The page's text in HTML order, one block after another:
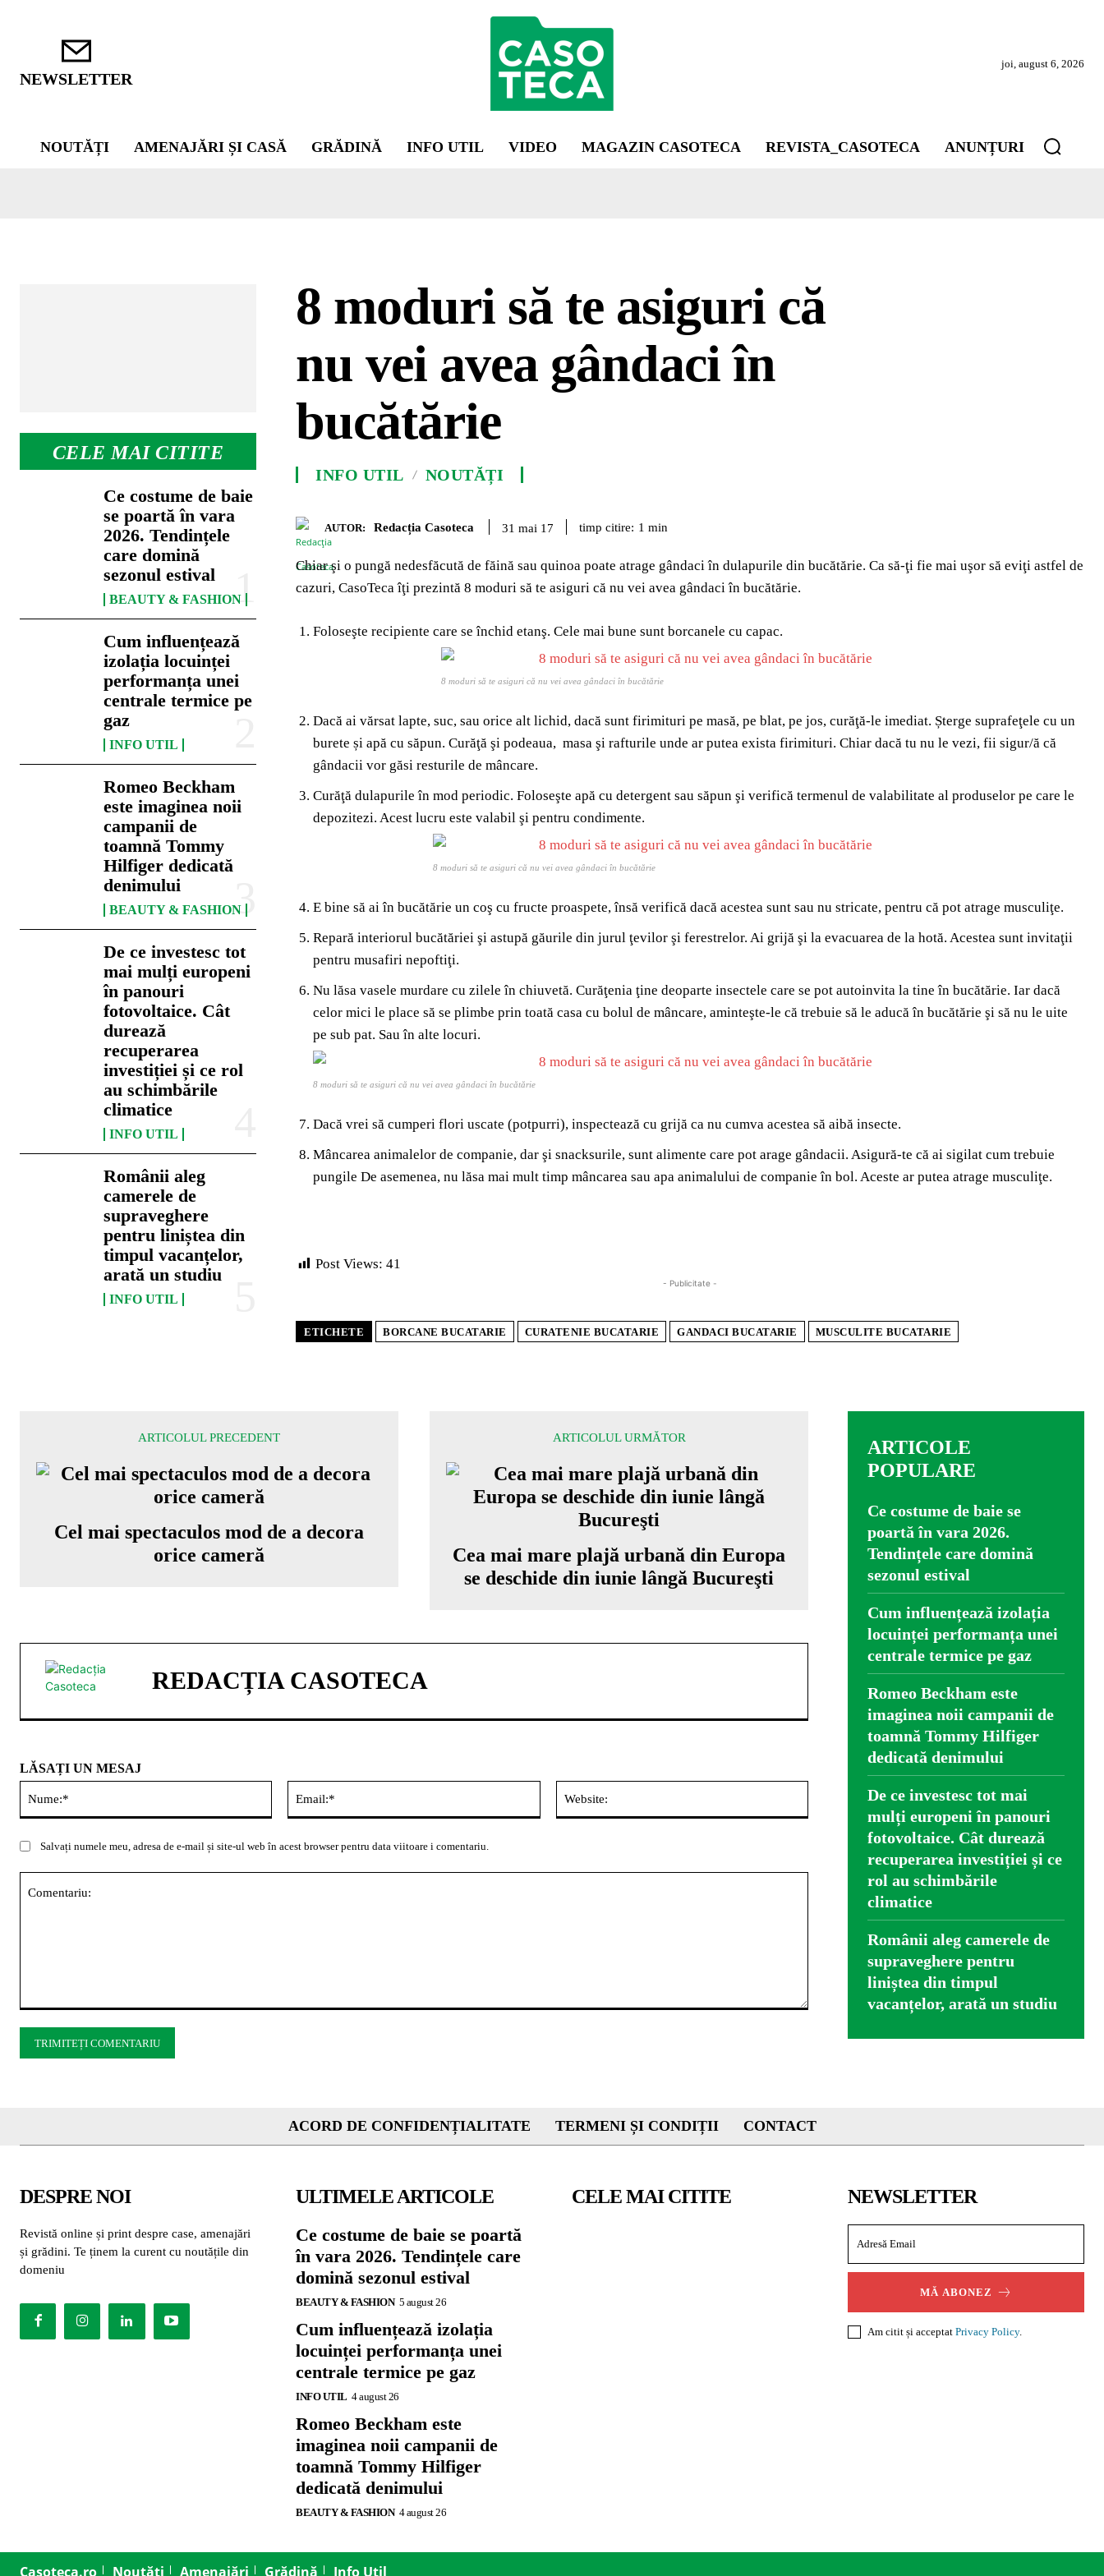
NEWSLETTER
joi, august 6, 2026
NOUTĂȚI AMENAJĂRI ȘI CASĂ GRĂDINĂ INFO UTIL VIDEO MAGAZIN CASOTECA REVISTA_CASOTECA ANUNȚURI
CELE MAI CITITE
Ce costume de baie
se poartă în vara
2026. Tendințele
care domină
sezonul estival
BEAUTY & FASHION
Cum influențează
izolația locuinței
performanța unei
centrale termice pe
gaz
INFO UTIL
Romeo Beckham
este imaginea noii
campanii de
toamnă Tommy
Hilfiger dedicată
denimului
BEAUTY & FASHION
De ce investesc tot
mai mulți europeni
în panouri
fotovoltaice. Cât
durează
recuperarea
investiției și ce rol
au schimbările
climatice
INFO UTIL
Românii aleg
camerele de
supraveghere
pentru liniștea din
timpul vacanțelor,
arată un studiu
INFO UTIL
8 moduri să te asiguri că
nu vei avea gândaci în
bucătărie
INFO UTIL NOUTĂȚI
AUTOR: Redacția Casoteca 31 mai 17 timp citire: 1 min
Chiar şi o pungă nedesfăcută de făină sau quinoa poate atrage gândaci în dulapurile din bucătărie. Ca să-ţi fie mai uşor să eviţi astfel de
cazuri, CasoTeca îţi prezintă 8 moduri să te asiguri că nu vei avea gândaci în bucătărie.
Foloseşte recipiente care se închid etanş. Cele mai bune sunt borcanele cu capac.
8 moduri să te asiguri că nu vei avea gândaci în bucătărie
Dacă ai vărsat lapte, suc, sau orice alt lichid, dacă sunt firimituri pe masă, pe blat, pe jos, curăţă-le imediat. Șterge suprafeţele cu un
burete și apă cu săpun. Curăţă şi podeaua, masa şi rafturile unde ar putea exista firimituri. Chiar dacă tu nu le vezi, fii sigur/ă că
gândacii vor găsi resturile de mâncare.
Curăţă dulapurile în mod periodic. Foloseşte apă cu detergent sau săpun şi verifică termenul de valabilitate al produselor pe care le
depozitezi. Acest lucru este valabil şi pentru condimente.
8 moduri să te asiguri că nu vei avea gândaci în bucătărie
E bine să ai în bucătărie un coş cu fructe proaspete, însă verifică dacă acestea sunt sau nu stricate, pentru că pot atrage musculiţe.
Repară interiorul bucătăriei şi astupă găurile din jurul ţevilor şi ferestrelor. Ai grijă şi la evacuarea de la hotă. Acestea sunt invitaţii
pentru musafiri nepoftiţi.
Nu lăsa vasele murdare cu zilele în chiuvetă. Curăţenia ţine deoparte insectele care se pot autoinvita la tine în bucătărie. Iar dacă
celor mici le place să se plimbe prin toată casa cu bolul de mâncare, aminteşte-le că trebuie să le aducă în bucătărie şi să nu le uite
pe sub pat. Sau în alte locuri.
8 moduri să te asiguri că nu vei avea gândaci în bucătărie
Dacă vrei să cumperi flori uscate (potpurri), inspectează cu grijă ca nu cumva acestea să aibă insecte.
Mâncarea animalelor de companie, dar şi snacksurile, sunt alimente care pot arage gândacii. Asigură-te că ai sigilat cum trebuie
pungile De asemenea, nu lăsa mai mult timp mâncarea sau apa animalului de companie în bol. Aceste ar putea atrage musculiţe.
Post Views: 41
- Publicitate -
ETICHETE BORCANE BUCATARIE CURATENIE BUCATARIE GANDACI BUCATARIE MUSCULITE BUCATARIE
ARTICOLUL PRECEDENT
Cel mai spectaculos mod de a decora
orice cameră
ARTICOLUL URMĂTOR
Cea mai mare plajă urbană din Europa
se deschide din iunie lângă Bucureşti
REDACȚIA CASOTECA
LĂSAȚI UN MESAJ
Salvați numele meu, adresa de e-mail și site-ul web în acest browser pentru data viitoare i comentariu.
ARTICOLE
POPULARE
Ce costume de baie se
poartă în vara 2026.
Tendințele care domină
sezonul estival
Cum influențează izolația
locuinței performanța unei
centrale termice pe gaz
Romeo Beckham este
imaginea noii campanii de
toamnă Tommy Hilfiger
dedicată denimului
De ce investesc tot mai
mulți europeni în panouri
fotovoltaice. Cât durează
recuperarea investiției și ce
rol au schimbările
climatice
Românii aleg camerele de
supraveghere pentru
liniștea din timpul
vacanțelor, arată un studiu
ACORD DE CONFIDENȚIALITATE TERMENI ȘI CONDIȚII CONTACT
DESPRE NOI
Revistă online și print despre case, amenajări
și grădini. Te ținem la curent cu noutățile din
domeniu
ULTIMELE ARTICOLE
Ce costume de baie se poartă
în vara 2026. Tendințele care
domină sezonul estival
BEAUTY & FASHION 5 august 26
Cum influențează izolația
locuinței performanța unei
centrale termice pe gaz
INFO UTIL 4 august 26
Romeo Beckham este
imaginea noii campanii de
toamnă Tommy Hilfiger
dedicată denimului
BEAUTY & FASHION 4 august 26
CELE MAI CITITE NEWSLETTER
MĂ ABONEZ
Am citit și acceptat Privacy Policy.
Casoteca.ro Noutăți Amenajări Grădină Info Util